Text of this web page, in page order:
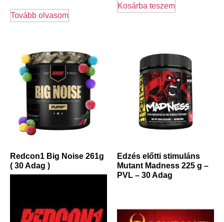
Tovább olvasom
Kosárba teszem
Redcon1 Big Noise 261g
( 30 Adag )
Edzés előtti stimuláns
Mutant Madness 225 g –
PVL – 30 Adag